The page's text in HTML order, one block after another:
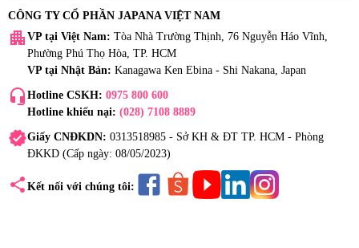
CÔNG TY CỔ PHẦN JAPANA VIỆT NAM
apartment VP tại Việt Nam: Tòa Nhà Trường Thịnh, 76 Nguyễn Háo Vĩnh,
Phường Phú Thọ Hòa, TP. HCM
VP tại Nhật Bản: Kanagawa Ken Ebina - Shi Nakana, Japan
headset_mic Hotline CSKH: 0975 800 600
Hotline khiếu nại: (028) 7108 8889
verifiedGiấy CNĐKDN: 0313518985 - Sở KH & ĐT TP. HCM - Phòng
ĐKKD (Cấp ngày: 08/05/2023)
share Kết nối với chúng tôi: